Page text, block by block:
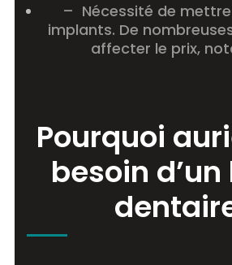
– Nécessité de
implants. De
affecter le prix,
Pourquoi
besoin